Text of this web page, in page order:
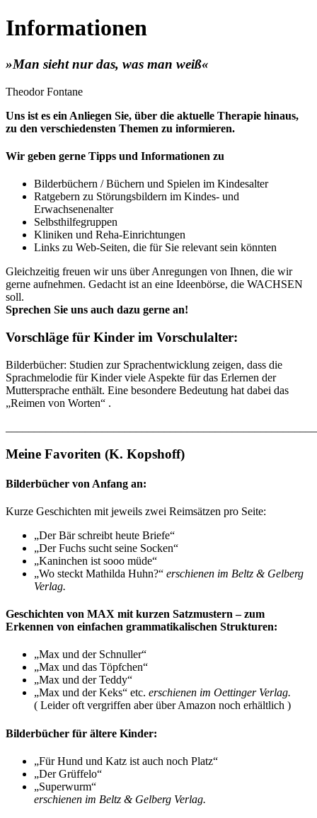
Informationen
»Man sieht nur das, was man weiß«
Theodor Fontane
Uns ist es ein Anliegen Sie, über die aktuelle Therapie hinaus,
zu den verschiedensten Themen zu informieren.
Wir geben gerne Tipps und Informationen zu
Bilderbüchern / Büchern und Spielen im Kindesalter
Ratgebern zu Störungsbildern im Kindes- und
Erwachsenenalter
Selbsthilfegruppen
Kliniken und Reha-Einrichtungen
Links zu Web-Seiten, die für Sie relevant sein könnten
Gleichzeitig freuen wir uns über Anregungen von Ihnen, die wir
gerne aufnehmen. Gedacht ist an eine Ideenbörse, die WACHSEN
soll.
Sprechen Sie uns auch dazu gerne an!
Vorschläge für Kinder im Vorschulalter:
Bilderbücher: Studien zur Sprachentwicklung zeigen, dass die
Sprachmelodie für Kinder viele Aspekte für das Erlernen der
Muttersprache enthält. Eine besondere Bedeutung hat dabei das
„Reimen von Worten“ .
Meine Favoriten (K. Kopshoff)
Bilderbücher von Anfang an:
Kurze Geschichten mit jeweils zwei Reimsätzen pro Seite:
„Der Bär schreibt heute Briefe“
„Der Fuchs sucht seine Socken“
„Kaninchen ist sooo müde“
„Wo steckt Mathilda Huhn?“ erschienen im Beltz & Gelberg
Verlag.
Geschichten von MAX mit kurzen Satzmustern – zum
Erkennen von einfachen grammatikalischen Strukturen:
„Max und der Schnuller“
„Max und das Töpfchen“
„Max und der Teddy“
„Max und der Keks“ etc. erschienen im Oettinger Verlag.
( Leider oft vergriffen aber über Amazon noch erhältlich )
Bilderbücher für ältere Kinder:
„Für Hund und Katz ist auch noch Platz“
„Der Grüffelo“
„Superwurm“
erschienen im Beltz & Gelberg Verlag.